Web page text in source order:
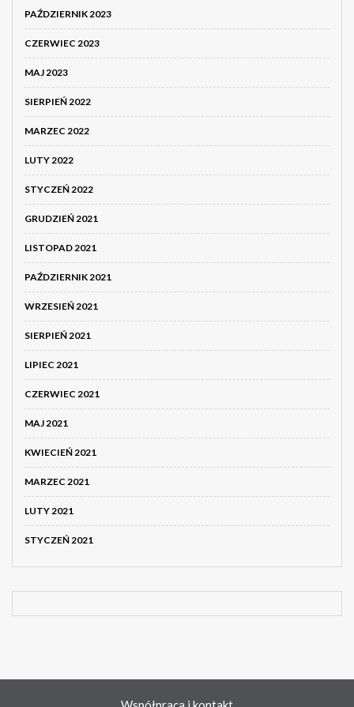
PAŹDZIERNIK 2023
CZERWIEC 2023
MAJ 2023
SIERPIEŃ 2022
MARZEC 2022
LUTY 2022
STYCZEŃ 2022
GRUDZIEŃ 2021
LISTOPAD 2021
PAŹDZIERNIK 2021
WRZESIEŃ 2021
SIERPIEŃ 2021
LIPIEC 2021
CZERWIEC 2021
MAJ 2021
KWIECIEŃ 2021
MARZEC 2021
LUTY 2021
STYCZEŃ 2021